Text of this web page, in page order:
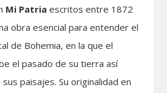
Mi Patria escritos entre 1872
obra esencial para en­tender el
de Bohemia, en la que el
el pasado de su tierra así
paisajes. Su originalidad en